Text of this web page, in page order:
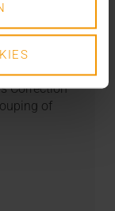
Correction
of